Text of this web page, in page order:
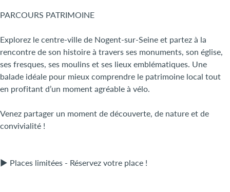
PARCOURS PATRIMOINE
Explorez le centre-ville de Nogent-sur-Seine et partez à la
rencontre de son histoire à travers ses monuments, son église,
ses fresques, ses moulins et ses lieux emblématiques. Une
balade idéale pour mieux comprendre le patrimoine local tout
en profitant d’un moment agréable à vélo.
Venez partager un moment de découverte, de nature et de
convivialité !
► Places limitées - Réservez votre place !